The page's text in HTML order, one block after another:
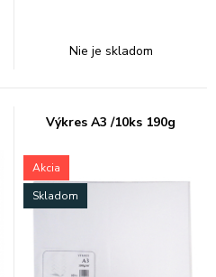
Nie je skladom
Výkres A3 /10ks 190g
Akcia
Skladom